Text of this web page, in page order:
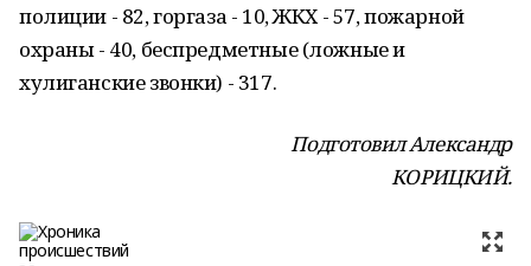
полиции - 82, горгаза - 10, ЖКХ - 57, пожарной
охраны - 40, беспредметные (ложные и
хулиганские звонки) - 317.
Подготовил Александр
КОРИЦКИЙ.